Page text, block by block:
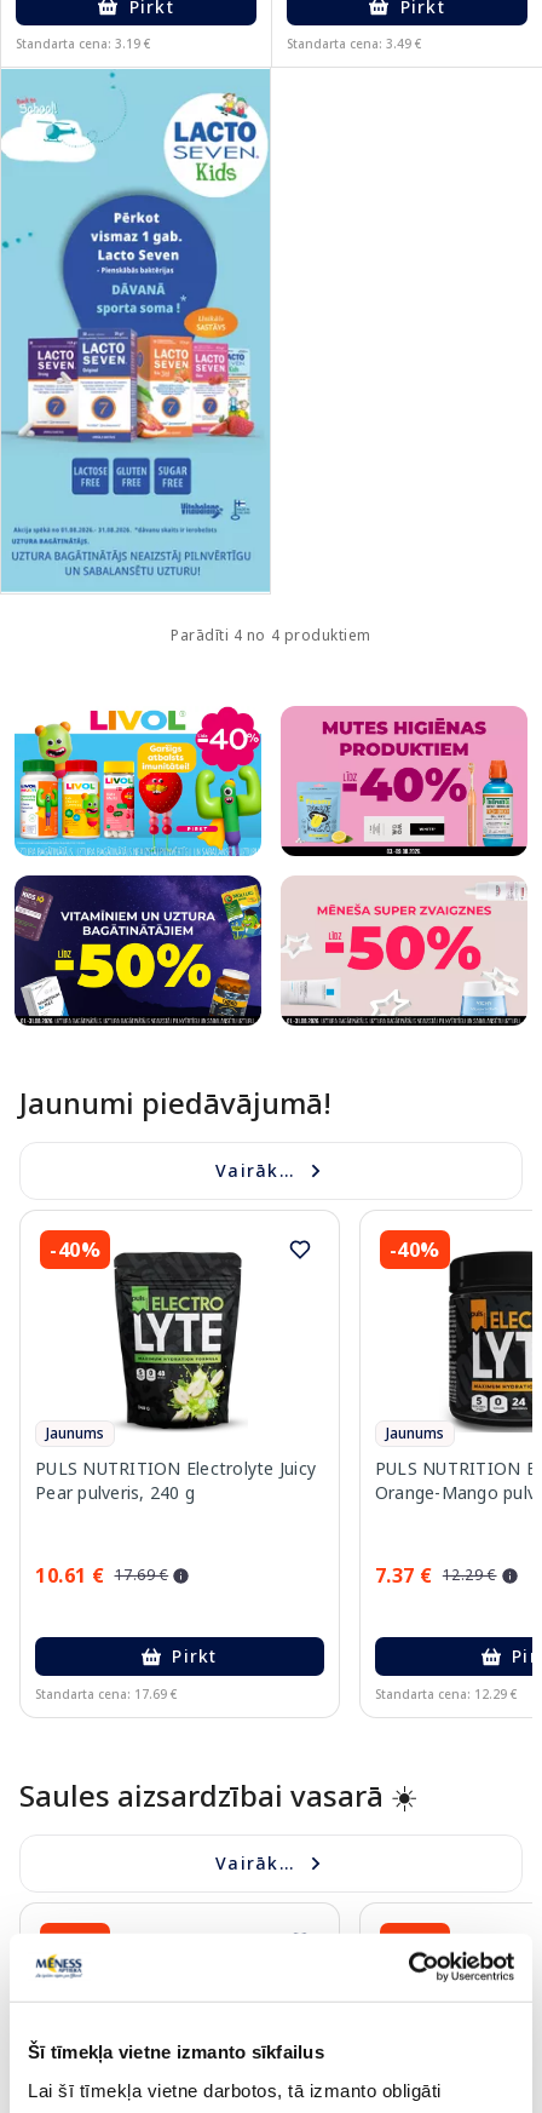
Šī tīmekļa vietne izmanto sīkfailus
Lai šī tīmekļa vietne darbotos, tā izmanto obligāti
Pirkt
Standarta cena: 3.19 €
Pirkt
Standarta cena: 3.49 €
Parādīti 4 no 4 produktiem
Jaunumi piedāvājumā!
Vairāk...
-40%
Jaunums
PULS NUTRITION Electrolyte Juicy
Pear pulveris, 240 g
10.61 € 17.69 €
Pirkt
Standarta cena: 17.69 €
-40%
Jaunums
PULS NUTRITION
Orange-Mango
7.37 € 12.29 €
Standarta cena: 12.29 €
Saules aizsardzībai vasarā ☀️
Vairāk...
-18% -60%